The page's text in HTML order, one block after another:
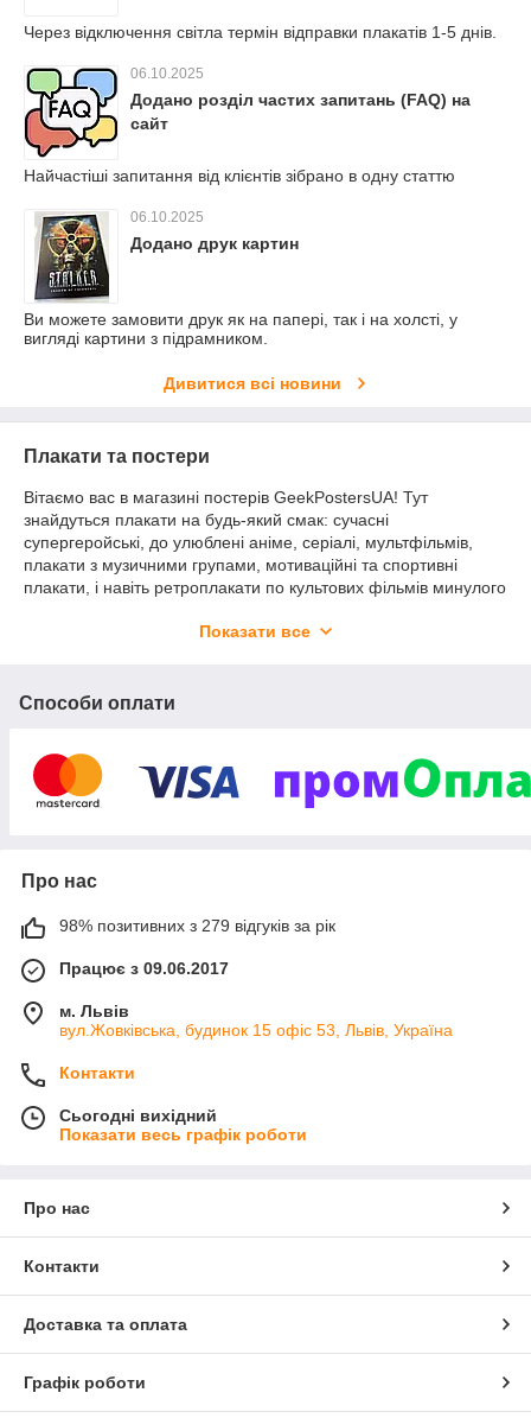
Через відключення світла термін відправки плакатів 1-5 днів.
06.10.2025
Додано розділ частих запитань (FAQ) на
сайт
Найчастіші запитання від клієнтів зібрано в одну статтю
06.10.2025
Додано друк картин
Ви можете замовити друк як на папері, так і на холсті, у
вигляді картини з підрамником.
Дивитися всі новини
Плакати та постери
Вітаємо вас в магазині постерів GeekPostersUA! Тут
знайдуться плакати на будь-який смак: сучасні
супергеройські, до улюблені аніме, серіалі, мультфільмів,
плакати з музичними групами, мотиваційні та спортивні
плакати, і навіть ретроплакати по культових фільмів минулого
обов'язково вам допоможемо!
Показати все
Способи оплати
Про нас
98% позитивних з 279 відгуків за рік
Працює з 09.06.2017
м. Львів
вул.Жовківська, будинок 15 офіс 53, Львів, Україна
Контакти
Сьогодні вихідний
Показати весь графік роботи
Про нас
Контакти
Доставка та оплата
Графік роботи